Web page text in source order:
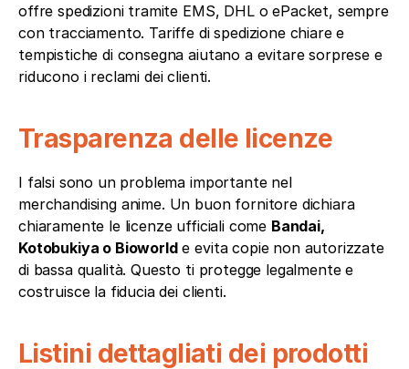
offre spedizioni tramite EMS, DHL o ePacket, sempre
con tracciamento. Tariffe di spedizione chiare e
tempistiche di consegna aiutano a evitare sorprese e
riducono i reclami dei clienti.
Trasparenza delle licenze
I falsi sono un problema importante nel
merchandising anime. Un buon fornitore dichiara
chiaramente le licenze ufficiali come Bandai,
Kotobukiya o Bioworld e evita copie non autorizzate
di bassa qualità. Questo ti protegge legalmente e
costruisce la fiducia dei clienti.
Listini dettagliati dei prodotti